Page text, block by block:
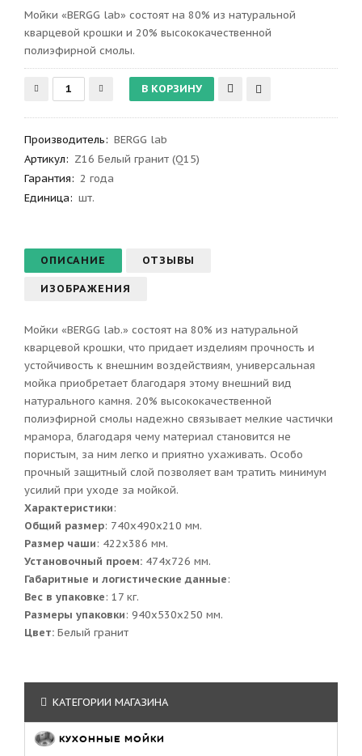
Мойки «BERGG lab» состоят на 80% из натуральной
кварцевой крошки и 20% высококачественной
полиэфирной смолы.
Производитель: BERGG lab
Артикул: Z16 Белый гранит (Q15)
Гарантия: 2 года
Единица: шт.
ОПИСАНИЕ ОТЗЫВЫ
ИЗОБРАЖЕНИЯ
Мойки «BERGG lab.» состоят на 80% из натуральной
кварцевой крошки, что придает изделиям прочность и
устойчивость к внешним воздействиям, универсальная
мойка приобретает благодаря этому внешний вид
натурального камня. 20% высококачественной
полиэфирной смолы надежно связывает мелкие частички
мрамора, благодаря чему материал становится не
пористым, за ним легко и приятно ухаживать. Особо
прочный защитный слой позволяет вам тратить минимум
усилий при уходе за мойкой.
Характеристики:
Общий размер: 740x490x210 мм.
Размер чаши: 422x386 мм.
Установочный проем: 474x726 мм.
Габаритные и логистические данные:
Вес в упаковке: 17 кг.
Размеры упаковки: 940x530x250 мм.
Цвет: Белый гранит
КАТЕГОРИИ МАГАЗИНА
КУХОННЫЕ МОЙКИ